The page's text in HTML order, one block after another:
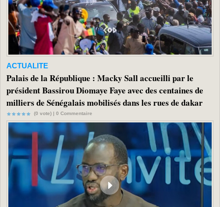
ACTUALITE
Palais de la République : Macky Sall accueilli par le
président Bassirou Diomaye Faye avec des centaines de
milliers de Sénégalais mobilisés dans les rues de dakar
(0 vote) | 0 Commentaire